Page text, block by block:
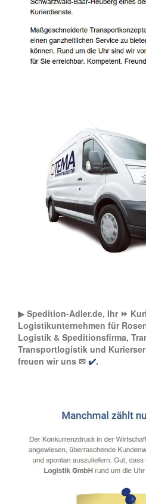
▶︎ Spedition-Adler.de, Ihr ⏩
Logistikunternehmen für
Logistik & Speditionsfirma,
Transportlogistik und
freuen wir uns ✉ ✔️.